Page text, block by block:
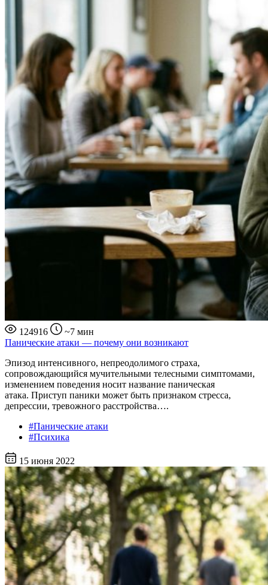
124916
~7 мин
Панические атаки — почему они возникают
Эпизод интенсивного, непреодолимого страха,
сопровождающийся мучительными телесными симптомами,
изменением поведения носит название паническая
атака. Приступ паники может быть признаком стресса,
депрессии, тревожного расстройства….
#Панические атаки
#Психика
15 июня 2022